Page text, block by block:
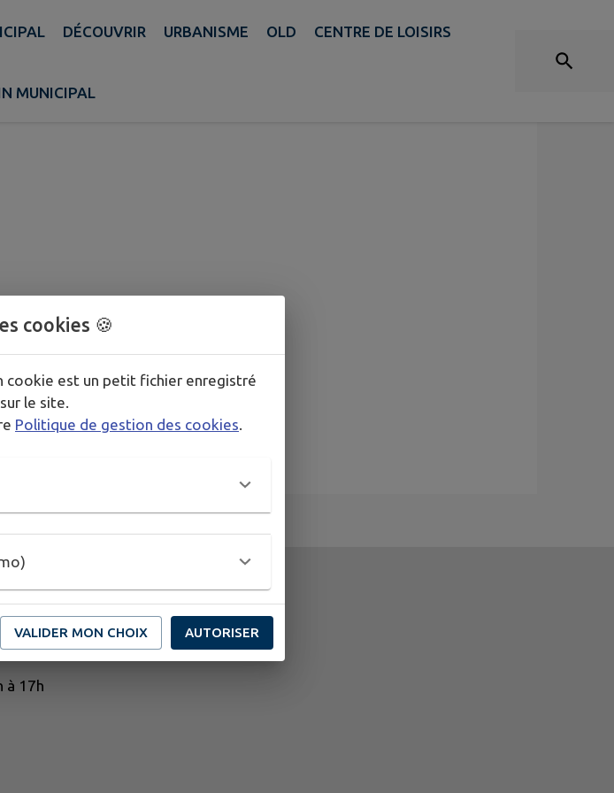
DÉCOUVRIR URBANISME OLD CENTRE DE LOISIRS
MUNICIPAL
à 17h
cookies 🍪
cookie est un petit fichier enregistré
le site.
Politique de gestion des cookies
VALIDER MON CHOIX AUTORISER